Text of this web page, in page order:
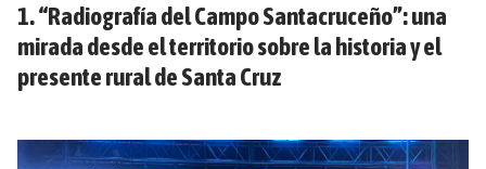
“Radiografía del Campo Santacruceño”: una
mirada desde el territorio sobre la historia y el
presente rural de Santa Cruz